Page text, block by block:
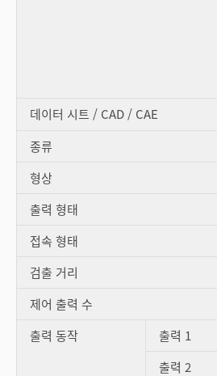
데이터 시트 / CAD / CAE
종류
형상
출력 형태
접속 형태
검출 거리
제어 출력 수
출력 동작
출력 1
출력 2